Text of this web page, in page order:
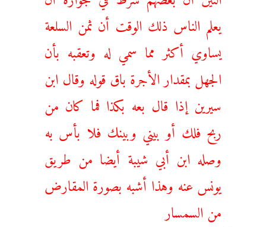
يعلم الناس ذلك الوقت أن ثمن السلعة
يساوي أكثر مما سمي له وتعقبه بأن
الجهل بمقدار الأجرة باق قوله وقال ابن
سيرين إذا قال بعه بكذا فما كان من
ربح فلك أو بيني وبينك فلا بأس به
وصله ابن أبي شيبة أيضا من طريق
يونس عنه وهذا أشبه بصورة المقارض
من السمسار